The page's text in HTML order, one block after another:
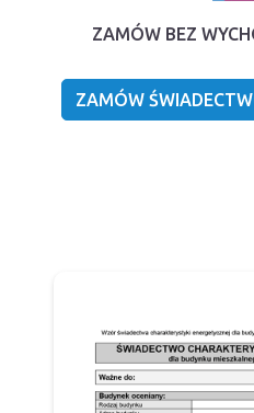
ZAMÓW BEZ
ZAMÓW